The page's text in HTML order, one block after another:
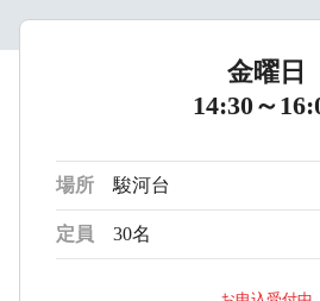
金曜日
14:30～
場所 駿河台
定員 30名